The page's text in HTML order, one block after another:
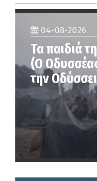
04-08-2026
Τα παιδιά
(Ο
την